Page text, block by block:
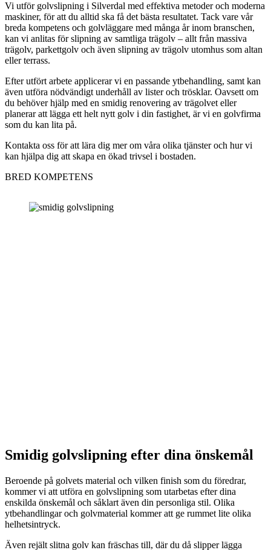
Vi utför golvslipning i Silverdal med effektiva metoder och moderna
maskiner, för att du alltid ska få det bästa resultatet. Tack vare vår
breda kompetens och golvläggare med många år inom branschen,
kan vi anlitas för slipning av samtliga trägolv – allt från massiva
trägolv, parkettgolv och även slipning av trägolv utomhus som altan
eller terrass.
Efter utfört arbete applicerar vi en passande ytbehandling, samt kan
även utföra nödvändigt underhåll av lister och trösklar. Oavsett om
du behöver hjälp med en smidig renovering av trägolvet eller
planerar att lägga ett helt nytt golv i din fastighet, är vi en golvfirma
som du kan lita på.
Kontakta oss för att lära dig mer om våra olika tjänster och hur vi
kan hjälpa dig att skapa en ökad trivsel i bostaden.
BRED KOMPETENS
Smidig golvslipning efter dina önskemål
Beroende på golvets material och vilken finish som du föredrar,
kommer vi att utföra en golvslipning som utarbetas efter dina
enskilda önskemål och såklart även din personliga stil. Olika
ytbehandlingar och golvmaterial kommer att ge rummet lite olika
helhetsintryck.
Även rejält slitna golv kan fräschas till, där du då slipper lägga